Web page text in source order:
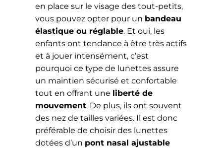
en place sur le visage des tout-petits,
vous pouvez opter pour un bandeau
élastique ou réglable. Et oui, les
enfants ont tendance à être très actifs
et à jouer intensément, c’est
pourquoi ce type de lunettes assure
un maintien sécurisé et confortable
tout en offrant une liberté de
mouvement. De plus, ils ont souvent
des nez de tailles variées. Il est donc
préférable de choisir des lunettes
dotées d’un pont nasal ajustable